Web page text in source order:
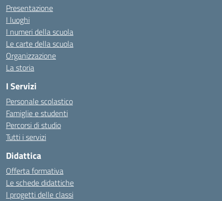
Presentazione
I luoghi
I numeri della scuola
Le carte della scuola
Organizzazione
La storia
I Servizi
Personale scolastico
Famiglie e studenti
Percorsi di studio
Tutti i servizi
Didattica
Offerta formativa
Le schede didattiche
I progetti delle classi